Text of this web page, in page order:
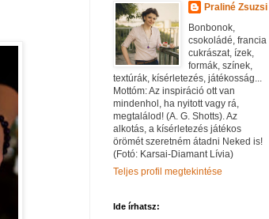
Praliné Zsuzsi
Bonbonok,
csokoládé, francia
cukrászat, ízek,
formák, színek,
textúrák, kísérletezés, játékosság...
Mottóm: Az inspiráció ott van
mindenhol, ha nyitott vagy rá,
megtalálod! (A. G. Shotts). Az
alkotás, a kísérletezés játékos
örömét szeretném átadni Neked is!
(Fotó: Karsai-Diamant Lívia)
Teljes profil megtekintése
Ide írhatsz: